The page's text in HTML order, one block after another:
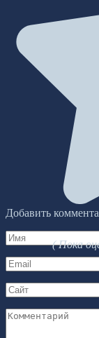
( Пока
Добавить
Имя
*
Email
*
Сайт
Комментарий